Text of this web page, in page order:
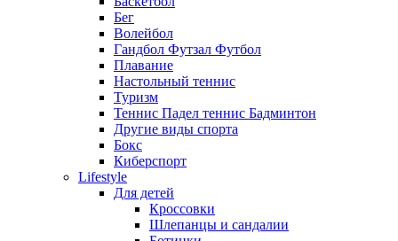
Бег
Волейбол
Гандбол Футзал Футбол
Плавание
Настольный теннис
Туризм
Теннис Падел теннис Бадминтон
Другие виды спорта
Бокс
Киберспорт
Lifestyle
Для детей
Кроссовки
Шлепанцы и сандалии